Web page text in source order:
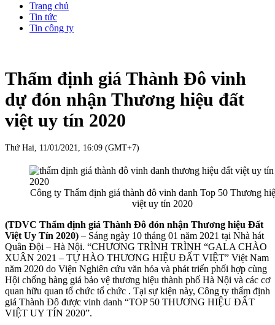
Trang chủ
Tin tức
Tin công ty
Thẩm định giá Thành Đô vinh
dự đón nhận Thương hiệu đất
việt uy tín 2020
Thứ Hai, 11/01/2021, 16:09 (GMT+7)
Công ty Thẩm định giá thành đô vinh danh Top 50 Thương
việt uy tín 2020
(TDVC Thẩm định giá Thành Đô đón nhận Thương hiệu Đất
Việt Uy Tín 2020) – Sáng ngày 10 tháng 01 năm 2021 tại Nhà hát
Quân Đội – Hà Nội. “CHƯƠNG TRÌNH TRÌNH “GALA CHÀO
XUÂN 2021 – TỰ HÀO THƯƠNG HIỆU ĐẤT VIỆT” Việt Nam
năm 2020 do Viện Nghiên cứu văn hóa và phát triển phối hợp cùng
Hội chống hàng giả bảo vệ thương hiệu thành phố Hà Nội và các cơ
quan hữu quan tổ chức tổ chức . Tại sự kiện này, Công ty thẩm định
giá Thành Đô được vinh danh “TOP 50 THƯƠNG HIỆU ĐẤT
VIỆT UY TÍN 2020”.